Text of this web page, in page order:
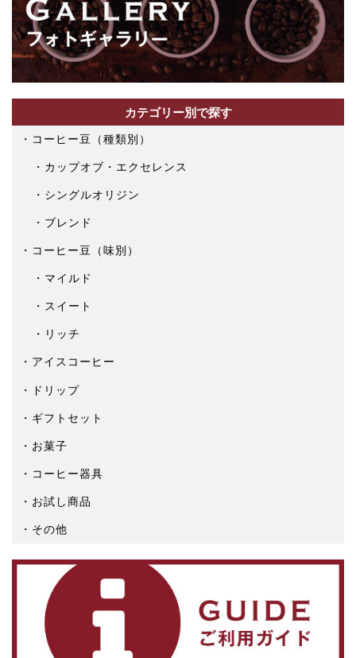
カテゴリー別で探す
コーヒー豆（種類別）
カップオブ・エクセレンス
シングルオリジン
ブレンド
コーヒー豆（味別）
マイルド
スイート
リッチ
アイスコーヒー
ドリップ
ギフトセット
お菓子
コーヒー器具
お試し商品
その他